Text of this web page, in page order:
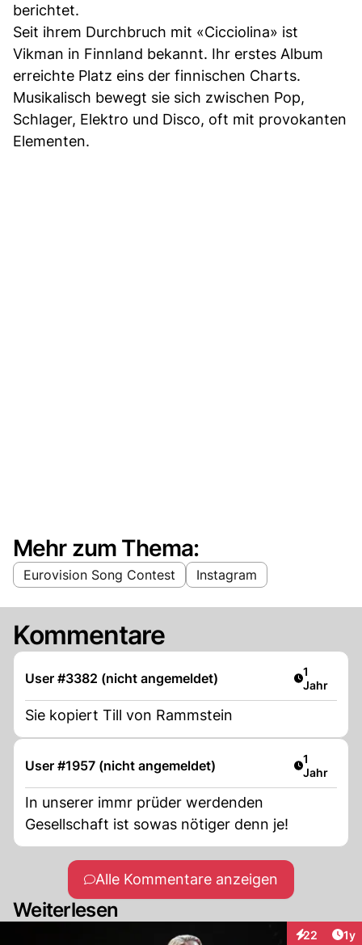
berichtet.
Seit ihrem Durchbruch mit «Cicciolina» ist
Vikman in Finnland bekannt. Ihr erstes Album
erreichte Platz eins der finnischen Charts.
Musikalisch bewegt sie sich zwischen Pop,
Schlager, Elektro und Disco, oft mit provokanten
Elementen.
Mehr zum Thema:
Eurovision Song Contest Instagram
Kommentare
User #3382 (nicht angemeldet) Artikel
1
Jahr
Sie kopiert Till von Rammstein
User #1957 (nicht angemeldet) Artikel
1
Jahr
In unserer immr prüder werdenden
Gesellschaft ist sowas nötiger denn je!
Alle Kommentare anzeigen
Weiterlesen
22 1y